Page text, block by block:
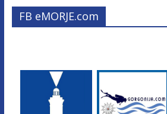
FB eMORJE.com